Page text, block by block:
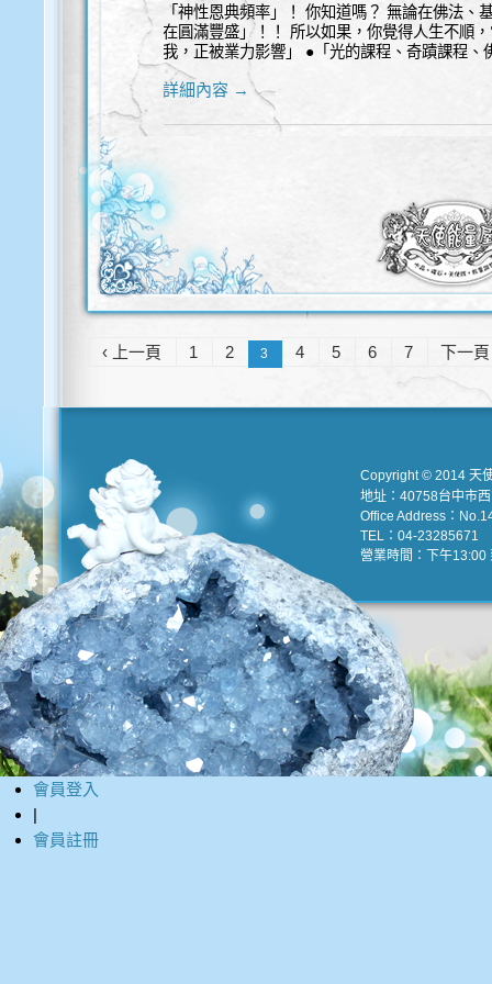
「神性恩典頻率」！ 你知道嗎？ 無論在佛法、
在圓滿豐盛」！！ 所以如果，你覺得人生不順
我，正被業力影響」 ●「光的課程、奇蹟課程
詳細內容 →
‹ 上一頁 1 2 3 4 5 6 7 下一頁
Copyright © 2014 天
地址：40758台中市
Office Address：
TEL：04-23285671
營業時間：下午13:00
會員登入
|
會員註冊